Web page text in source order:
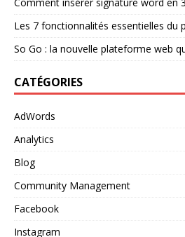
Les 7 fonctionnalités essentielles du
So Go : la nouvelle plateforme web
CATÉGORIES
AdWords
Analytics
Blog
Community Management
Facebook
Instagram